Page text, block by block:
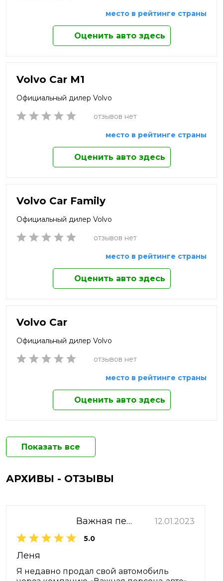
место в рейтинге страны
Оценить авто здесь
Volvo Car M1
Официальный дилер Volvo
отзывов нет
место в рейтинге страны
Оценить авто здесь
Volvo Car Family
Официальный дилер Volvo
отзывов нет
место в рейтинге страны
Оценить авто здесь
Volvo Car
Официальный дилер Volvo
отзывов нет
место в рейтинге страны
Оценить авто здесь
Показать все
АРХИВЫ - ОТЗЫВЫ
Важная персона-Авто 12.01.2023
5.0
Леня
Я недавно продал свой автомобиль